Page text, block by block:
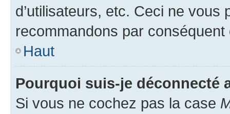
d’utilisateurs, etc. Ceci ne vous
recommandons par conséquent
Haut
Pourquoi suis-je déconnecté
Si vous ne cochez pas la case